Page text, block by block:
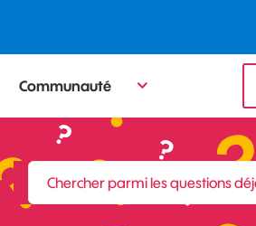
Communauté